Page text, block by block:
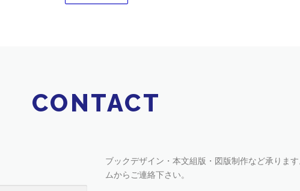
CONTACT
ブックデザイン・本文組版・図版制作など承りま
ムからご連絡下さい。